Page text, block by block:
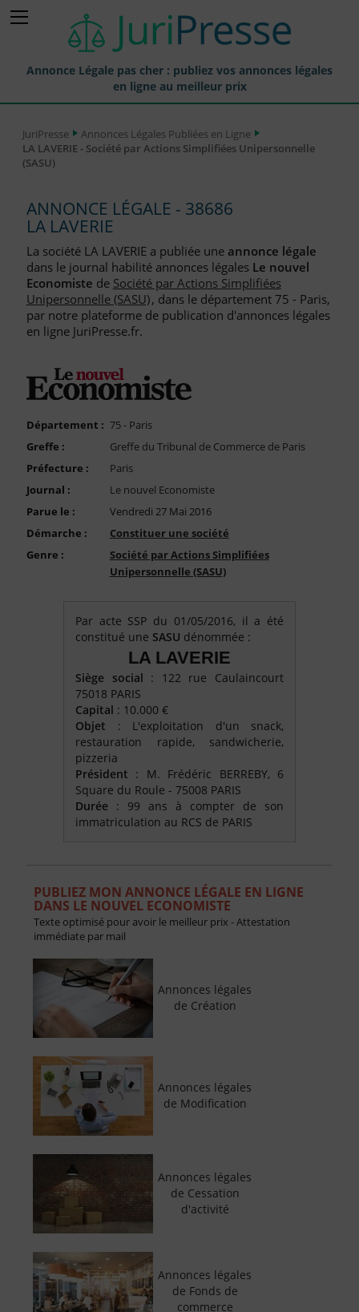
Annonce Légale pas cher : publiez vos annonces légales
en ligne au meilleur prix
Annonces Légales Publiées
Journaux Habilités (JAL) Annonces Légales
Liste des Greffes
Liste des CCI
Le Blog pour les Entreprises
Nous Contacter
Compte PRO
JuriPresse
Annonces Légales Publiées en Ligne
LA LAVERIE - Société par Actions Simplifiées Unipersonnelle
(SASU)
ANNONCE LÉGALE - 38686
LA LAVERIE
La société LA LAVERIE a publiée une annonce légale
dans le journal habilité annonces légales Le nouvel
Economiste de Société par Actions Simplifiées
Unipersonnelle (SASU), dans le département 75 - Paris,
par notre plateforme de publication d'annonces légales
en ligne JuriPresse.fr.
Département : 75 - Paris
Greffe :
Greffe du Tribunal de Commerce de Paris
Préfecture :
Paris
Journal :
Le nouvel Economiste
Parue le :
Vendredi 27 Mai 2016
Démarche :
Constituer une société
Genre :
Société par Actions Simplifiées
Unipersonnelle (SASU)
Par acte SSP du 01/05/2016, il a été
constitué une SASU dénommée :
LA LAVERIE
Siège social : 122 rue Caulaincourt
75018 PARIS
Capital : 10.000 €
Objet : L'exploitation d'un snack,
restauration rapide, sandwicherie,
pizzeria
Président : M. Frédéric BERREBY, 6
Square du Roule - 75008 PARIS
Durée : 99 ans à compter de son
immatriculation au RCS de PARIS
PUBLIEZ MON ANNONCE LÉGALE EN LIGNE
DANS LE NOUVEL ECONOMISTE
Texte optimisé pour avoir le meilleur prix - Attestation
immédiate par mail
Annonces légales
de Création
Annonces légales
de Modification
Annonces légales
de Cessation
d'activité
Annonces légales
de Fonds de
commerce